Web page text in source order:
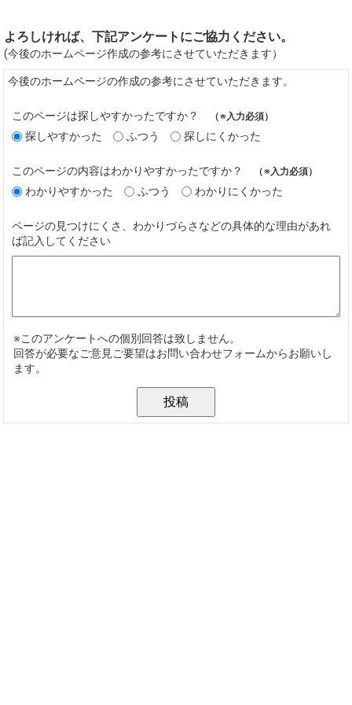
よろしければ、下記アンケートにご協力ください。
(今後のホームページ作成の参考にさせていただきます）
今後のホームページの作成の参考にさせていただきます。
このページは探しやすかったですか？ （※入力必須）
探しやすかった ふつう 探しにくかった
このページの内容はわかりやすかったですか？ （※入力必須）
わかりやすかった ふつう わかりにくかった
ページの見つけにくさ、わかりづらさなどの具体的な理由があれ
ば記入してください
※このアンケートへの個別回答は致しません。
回答が必要なご意見ご要望はお問い合わせフォームからお願いし
ます。